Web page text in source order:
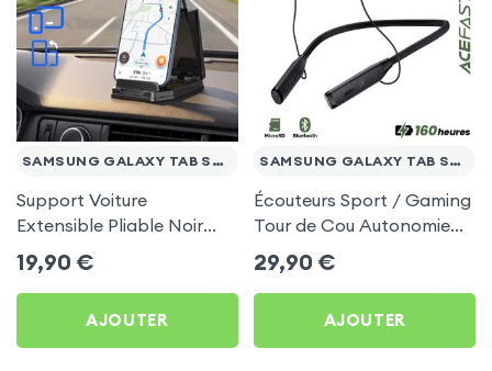
SAMSUNG GALAXY TAB S2 9.7
Support Voiture
Extensible Pliable Noir
Carbone pour Samsung
Galaxy Tab S2 9.7
19,90 €
AJOUTER
SAMSUNG GALAXY TAB S2 9.7
Écouteurs Sport / Gaming
Tour de Cou Autonomie
160h Acefast pour
Samsung Galaxy Tab S2
9.7
29,90 €
AJOUTER